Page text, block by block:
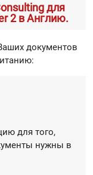
для
2 в Англию.
документов
для того,
нужны в